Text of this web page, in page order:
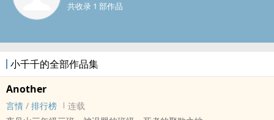
共收录 1 部作品
小千千的全部作品集
Another
言情 / 排行榜
连载